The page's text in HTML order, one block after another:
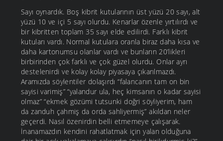
Sayı oynardık. Boş kibrit kutularının üst yüzü 20 sayı, alt
yüzü 10 ve içi 5 sayı olurdu. Kenarlar özenle yırtılırdı ve
bir kibritten toplam 35 sayı elde edilirdi. Farklı kibrit
kutuları vardı. Normal kutulara oranla biraz daha kısa ve
daha kartonumsu olanlar vardı ve bunların 20’likleri
birbirinden çok farklı ve çok güzel olurdu. Onlar ayrı
destelenirdi ve kolay kolay piyasaya çıkarılmazdı.
Aramızda söylentiler dolaşırdı “falancanın tam on bin
sayisi varimiş” “yalandur ula, heç kimsanın o kadar sayisi
olmaz” “ekmek gözümi tutsunki doğri söyliyerim, ham
da zanduh çahmiş da orda sahliyermiş” akıldan neler
geçerdi. Nasıl özenirdin belli etmemeye çalışarak.
İnanamazdın kendini rahatlatmak için yalan olduğuna